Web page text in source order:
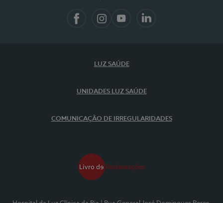
LUZ SAÚDE
UNIDADES LUZ SAÚDE
COMUNICAÇÃO DE IRREGULARIDADES